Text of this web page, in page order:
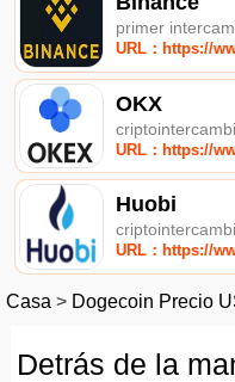
primer
URL：https://
OKX
URL：https://
Huobi
URL：https://
Casa > Dogecoin Precio
Detrás de la